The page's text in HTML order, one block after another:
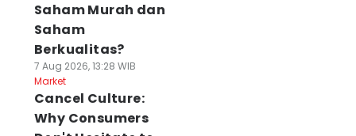
Saham Murah dan
Saham
Berkualitas?
7 Aug 2026, 13:28 WIB
Market
Cancel Culture:
Why Consumers